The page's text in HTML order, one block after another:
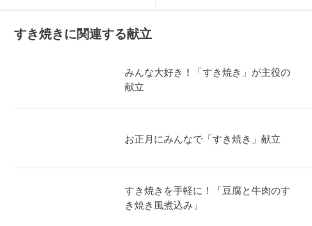
すき焼きに関連する献立
みんな大好き！「すき焼き」が主役の
献立
お正月にみんなで「すき焼き」献立
すき焼きを手軽に！「豆腐と牛肉のす
き焼き風煮込み」